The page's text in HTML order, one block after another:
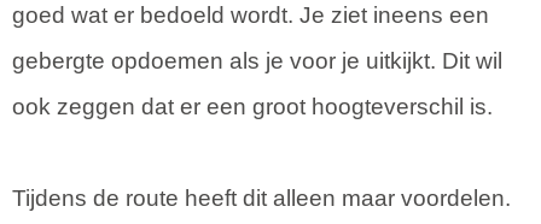
goed wat er bedoeld wordt. Je ziet ineens een
gebergte opdoemen als je voor je uitkijkt. Dit wil
ook zeggen dat er een groot hoogteverschil is.
Tijdens de route heeft dit alleen maar voordelen.